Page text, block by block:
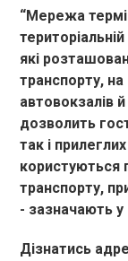
“Мережа
які
транспорту, на
автовокзалів
дозволить
так і
користуються
транспорту,
- зазначають у
Дізнатись